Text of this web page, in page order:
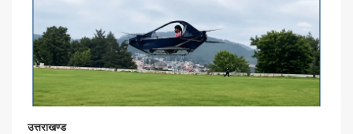
उत्तराखण्ड